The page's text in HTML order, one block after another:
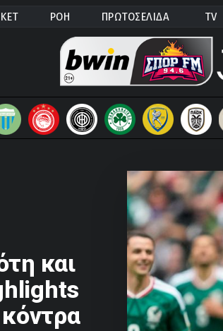
ΡΟΗ ΠΡΩΤΟΣΕΛΙΔΑ TV
και